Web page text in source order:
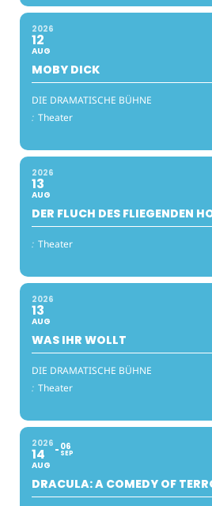
2026
12
AUG
MOBY DICK
DIE DRAMATISCHE BÜHNE
: Theater
2026
13
AUG
DER FLUCH DES FLIEGENDEN
: Theater
2026
13
AUG
WAS IHR WOLLT
DIE DRAMATISCHE BÜHNE
: Theater
2026
14
AUG
06
SEP
DRACULA: A COMEDY OF